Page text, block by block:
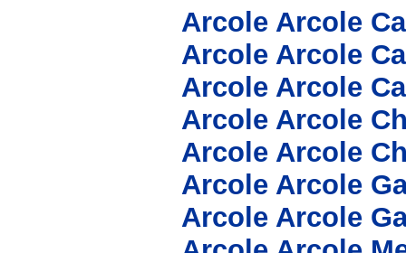
Arcole Arcole
Arcole Arcole
Arcole Arcole
Arcole Arcole
Arcole Arcole
Arcole Arcole
Arcole Arcole